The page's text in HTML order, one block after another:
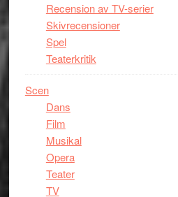
Recension av TV-serier
Skivrecensioner
Spel
Teaterkritik
Scen
Dans
Film
Musikal
Opera
Teater
TV